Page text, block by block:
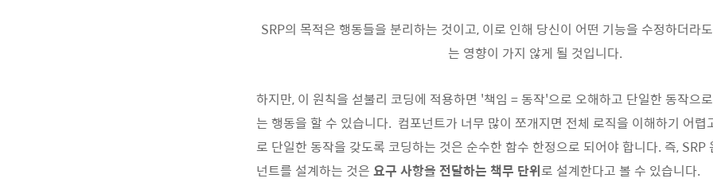
SRP의 목적은 행동들을 분리하는 것이고, 이로 인해 당신이 어떤 기능을 수정하더라
는 영향이 가지 않게 될 것입니다.
하지만, 이 원칙을 섣불리 코딩에 적용하면 '책임 = 동작'으로 오해하고 단일한 동작으
는 행동을 할 수 있습니다. 컴포넌트가 너무 많이 쪼개지면 전체 로직을 이해하기 어렵
로 단일한 동작을 갖도록 코딩하는 것은 순수한 함수 한정으로 되어야 합니다. 즉, SRP
넌트를 설계하는 것은 요구 사항을 전달하는 책무 단위로 설계한다고 볼 수 있습니다.